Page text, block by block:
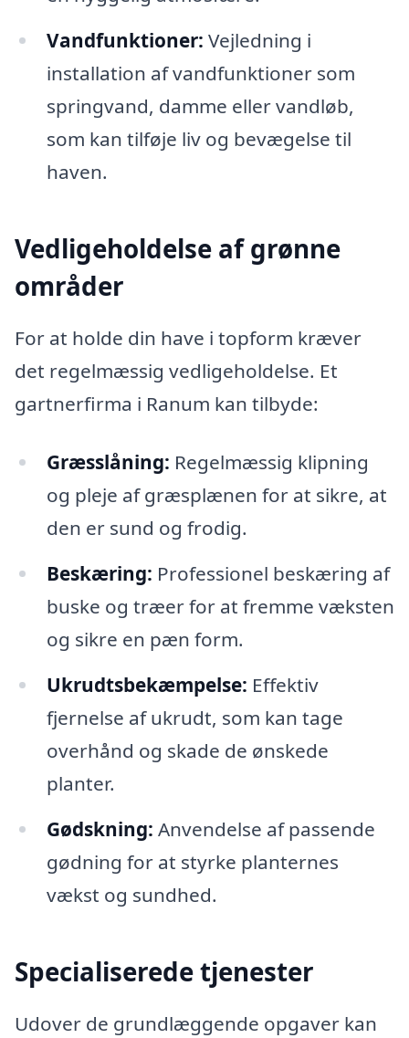
Vandfunktioner: Vejledning i
installation af vandfunktioner som
springvand, damme eller vandløb,
som kan tilføje liv og bevægelse til
haven.
Vedligeholdelse af grønne
områder
For at holde din have i topform kræver
det regelmæssig vedligeholdelse. Et
gartnerfirma i Ranum kan tilbyde:
Græsslåning: Regelmæssig klipning
og pleje af græsplænen for at sikre, at
den er sund og frodig.
Beskæring: Professionel beskæring af
buske og træer for at fremme væksten
og sikre en pæn form.
Ukrudtsbekæmpelse: Effektiv
fjernelse af ukrudt, som kan tage
overhånd og skade de ønskede
planter.
Gødskning: Anvendelse af passende
gødning for at styrke planternes
vækst og sundhed.
Specialiserede tjenester
Udover de grundlæggende opgaver kan